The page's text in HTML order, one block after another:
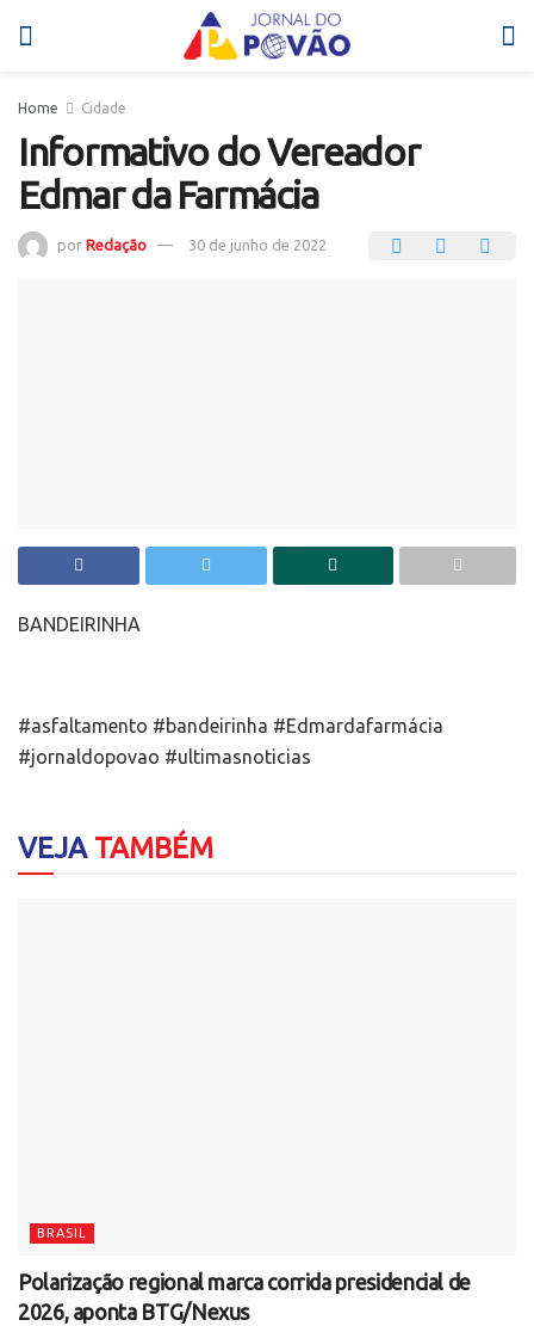
Home Cidade
Informativo do Vereador
Edmar da Farmácia
por Redação 30 de junho de 2022
BANDEIRINHA
#asfaltamento #bandeirinha #Edmardafarmácia
#jornaldopovao #ultimasnoticias
VEJATAMBÉM
BRASIL
Polarização regional marca corrida presidencial de
2026, aponta BTG/Nexus